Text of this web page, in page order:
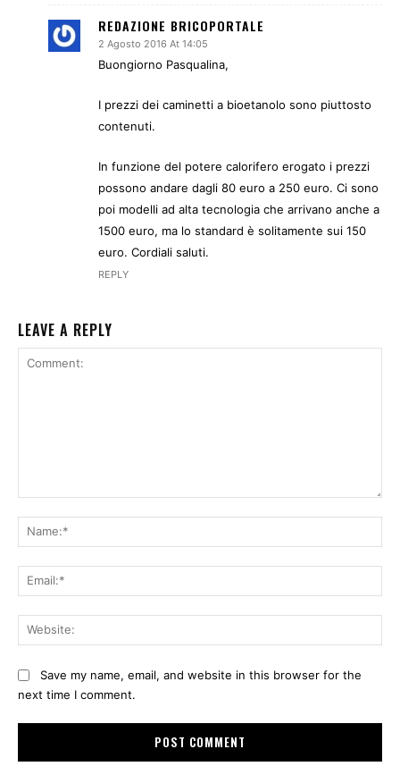
REDAZIONE BRICOPORTALE
2 Agosto 2016 At 14:05
Buongiorno Pasqualina,
I prezzi dei caminetti a bioetanolo sono piuttosto
contenuti.
In funzione del potere calorifero erogato i prezzi
possono andare dagli 80 euro a 250 euro. Ci sono
poi modelli ad alta tecnologia che arrivano anche a
1500 euro, ma lo standard è solitamente sui 150
euro. Cordiali saluti.
REPLY
LEAVE A REPLY
Save my name, email, and website in this browser for the
next time I comment.